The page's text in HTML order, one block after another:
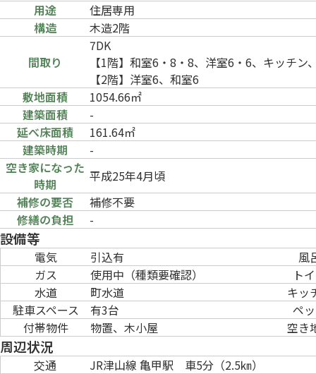
用途
住居専用
構造
木造2階
間取り
7DK
【1階】和室6・8・8、洋室6・6、キッチン
【2階】洋室6、和室6
敷地面積
1054.66㎡
建築面積
-
延べ床面積
161.64㎡
建築時期
-
空き家になった
時期
平成25年4月頃
補修の要否
補修不要
修繕の負担
-
設備等
電気 引込有
風
ガス
使用中（種類要確認）
ト
水道
町水道
キッ
駐車スペース
有3台
ペ
付帯物件
物置、木小屋 空き
周辺状況
交通 JR津山線 亀甲駅 車5分（2.5㎞）